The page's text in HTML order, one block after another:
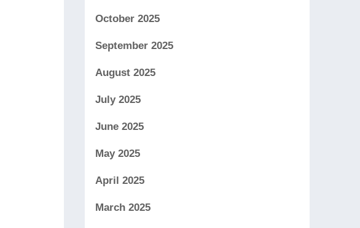
October 2025
September 2025
August 2025
July 2025
June 2025
May 2025
April 2025
March 2025